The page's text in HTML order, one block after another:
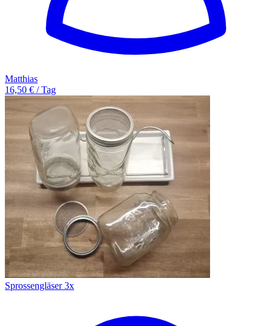
Matthias
16,50 € / Tag
Sprossengläser 3x